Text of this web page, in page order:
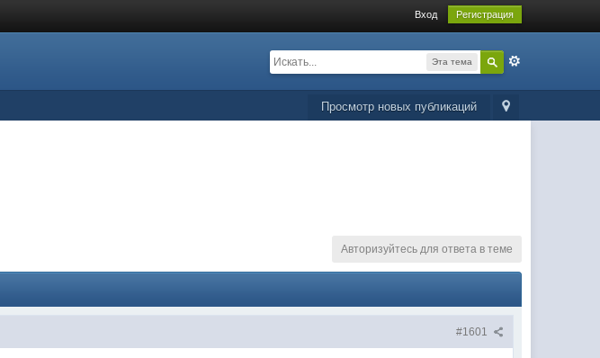
Вход Регистрация
Эта тема
Просмотр новых публикаций
Авторизуйтесь для ответа в теме
#1601